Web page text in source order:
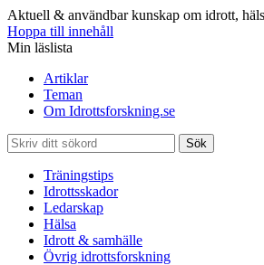
Aktuell & användbar kunskap om idrott,
Hoppa till innehåll
Min läslista
Artiklar
Teman
Om Idrottsforskning.se
Sök
Träningstips
Idrottsskador
Ledarskap
Hälsa
Idrott & samhälle
Övrig idrottsforskning